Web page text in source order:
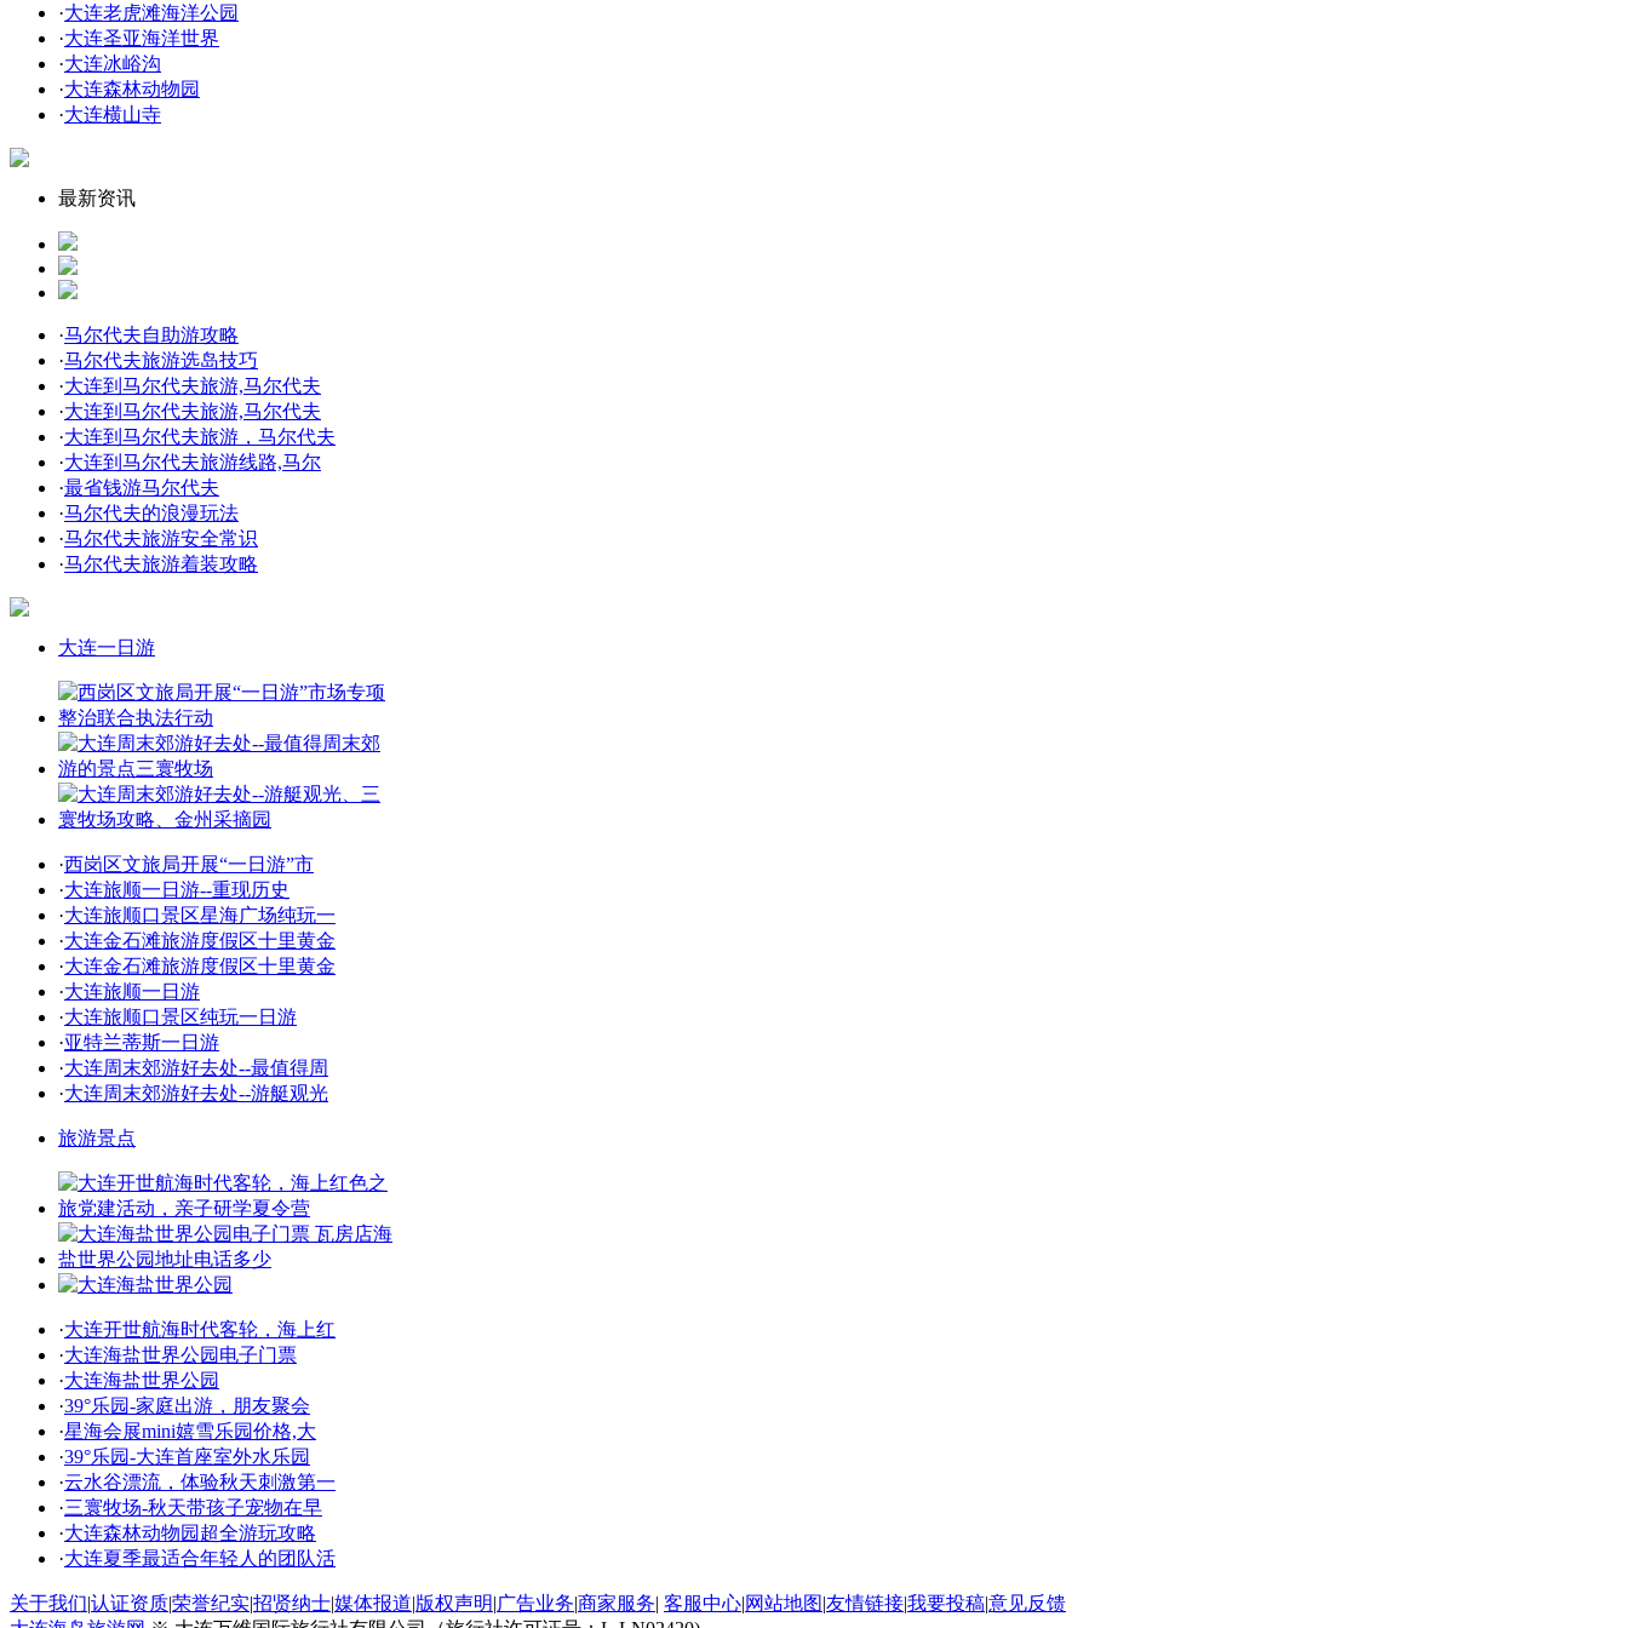
·大连老虎滩海洋公园
·大连圣亚海洋世界
·大连冰峪沟
·大连森林动物园
·大连横山寺
最新资讯
·马尔代夫自助游攻略
·马尔代夫旅游选岛技巧
·大连到马尔代夫旅游,马尔代夫
·大连到马尔代夫旅游,马尔代夫
·大连到马尔代夫旅游，马尔代夫
·大连到马尔代夫旅游线路,马尔
·最省钱游马尔代夫
·马尔代夫的浪漫玩法
·马尔代夫旅游安全常识
·马尔代夫旅游着装攻略
大连一日游
·西岗区文旅局开展“一日游”市
·大连旅顺一日游--重现历史
·大连旅顺口景区星海广场纯玩一
·大连金石滩旅游度假区十里黄金
·大连金石滩旅游度假区十里黄金
·大连旅顺一日游
·大连旅顺口景区纯玩一日游
·亚特兰蒂斯一日游
·大连周末郊游好去处--最值得周
·大连周末郊游好去处--游艇观光
旅游景点
·大连开世航海时代客轮，海上红
·大连海盐世界公园电子门票
·大连海盐世界公园
·39°乐园-家庭出游，朋友聚会
·星海会展mini嬉雪乐园价格,大
·39°乐园-大连首座室外水乐园
·云水谷漂流，体验秋天刺激第一
·三寰牧场-秋天带孩子宠物在早
·大连森林动物园超全游玩攻略
·大连夏季最适合年轻人的团队活
关于我们|认证资质|荣誉纪实|招贤纳士|媒体报道|版权声明|广告业务|商家服务| 客服中心|网站地图|友情链接|我要投稿|意见反馈